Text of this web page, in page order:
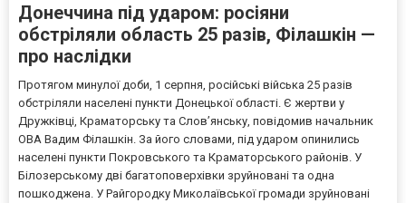
Донеччина під ударом: росіяни
обстріляли область 25 разів, Філашкін —
про наслідки
Протягом минулої доби, 1 серпня, російські війська 25 разів
обстріляли населені пункти Донецької області. Є жертви у
Дружківці, Краматорську та Слов’янську, повідомив начальник
ОВА Вадим Філашкін. За його словами, під ударом опинились
населені пункти Покровського та Краматорського районів. У
Білозерському дві багатоповерхівки зруйновані та одна
пошкоджена. У Райгородку Миколаївської громади зруйновані